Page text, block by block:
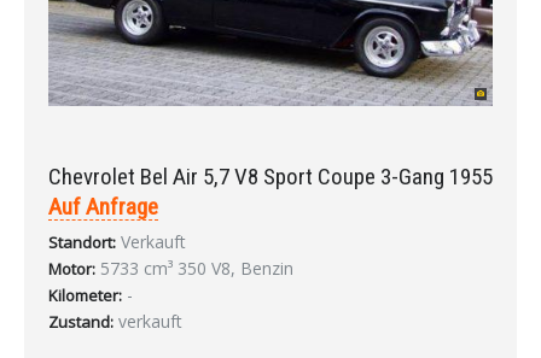
Chevrolet Bel Air 5,7 V8 Sport Coupe 3-Gang 1955
Auf Anfrage
Standort: Verkauft
Motor: 5733 cm³ 350 V8, Benzin
Kilometer: -
Zustand: verkauft